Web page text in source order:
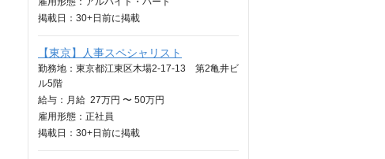
掲載日： 30+日 前に掲載
【東京】人事スペシャリスト
勤務地：東京都江東区木場2-17-13 第2亀井ビ
ル5階
給与： 月給 27万円 〜 50万円
雇用形態：正社員
掲載日： 30+日 前に掲載